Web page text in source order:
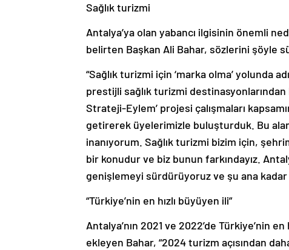
Sağlık turizmi
Antalya’ya olan yabancı ilgisinin önemli
belirten Başkan Ali Bahar, sözlerini şöyle
“Sağlık turizmi için ‘marka olma’ yolunda
prestijli sağlık turizmi
Strateji-Eylem’ projesi çalışmaları
getirerek üyelerimizle buluşturduk. Bu
inanıyorum. Sağlık turizmi bizim için,
bir konudur ve biz bunun farkındayız.
genişlemeyi sürdürüyoruz ve şu ana
“Türkiye’nin en hızlı büyüyen ili”
Antalya’nın 2021 ve 2022’de Türkiye’nin
ekleyen Bahar, “2024 turizm açısından